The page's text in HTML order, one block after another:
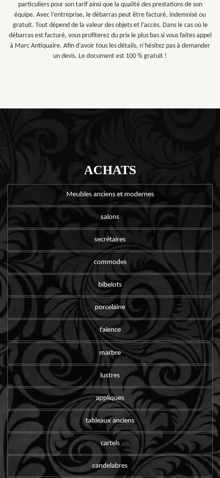
particuliers pour son tarif ainsi que la qualité des prestations de son
équipe. Avec l’entreprise, le débarras peut être facturé, indemnisé ou
gratuit. Tout dépend de la valeur des objets et l’accès. Dans le cas où le
débarras est facturé, vous profiterez du prix le plus bas si vous faites appel
à Marc Antiquaire. Afin d’avoir tous les détails, n’hésitez pas à demander
un devis. Le document est 100 % gratuit !
ACHATS
Meubles anciens et modernes
salons
secrétaires
commodes
bibelots
porcelaine
faïence
marbre
lustres
appliques
tableaux anciens
cartels
candelabres